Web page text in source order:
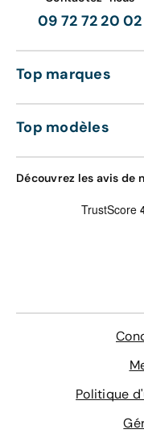
09 72 72 20 02
Top marques
Top modèles
Découvrez les avis de
Politique